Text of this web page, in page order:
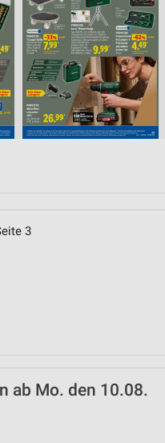
3
ab Mo. den 10.08.